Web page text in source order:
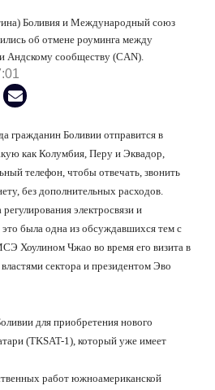
Боливия и Международный союз
об отмене роуминга между
Андскому сообществу (CAN).
гражданин Боливии отправится в
как Колумбия, Перу и Эквадор,
телефон, чтобы отвечать, звонить
без дополнительных расходов.
электросвязи и
была одна из обсуждавшихся тем с
Хоулином Чжао во время его визита в
властями сектора и президентом Эво
для приобретения нового
(TKSAT-1), который уже имеет
работ южноамериканской